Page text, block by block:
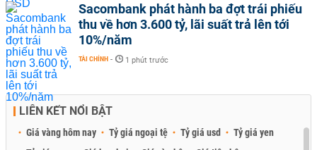
Sacombank phát hành ba đợt trái phiếu
thu về hơn 3.600 tỷ, lãi suất trả lên tới
10%/năm
TÀI CHÍNH - 1 phút trước
LIÊN KẾT NỔI BẬT
Giá vàng hôm nay Tỷ giá ngoại tệ Tỷ giá usd
Tỷ giá yen